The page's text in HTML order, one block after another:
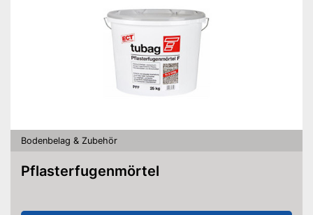
Bodenbelag & Zubehör
Pflasterfugenmörtel